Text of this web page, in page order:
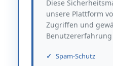
Diese
unsere Plattform
Zugriffen und
Spam-Schutz